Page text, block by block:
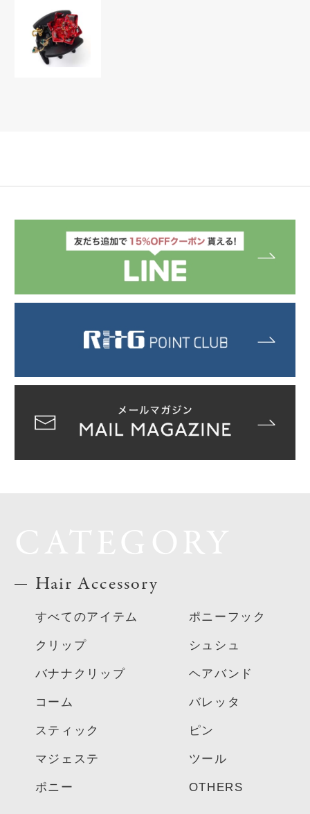
Hair Accessory
すべてのアイテム
クリップ
バナナクリップ
コーム
スティック
マジェステ
ポニー
ポニーフック
シュシュ
ヘアバンド
バレッタ
ピン
ツール
OTHERS